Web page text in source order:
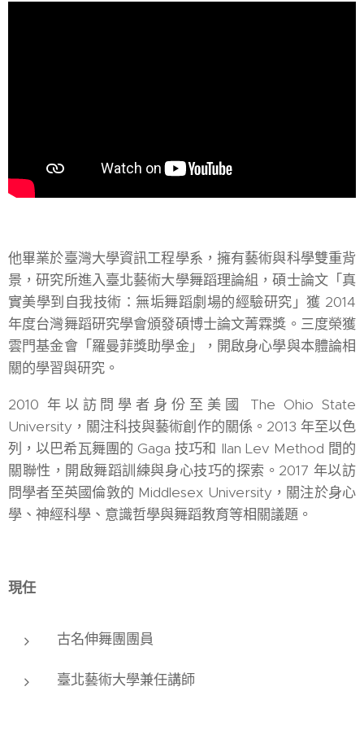
他畢業於臺灣大學資訊工程學系，擁有藝術與科學雙重背
景，研究所進入臺北藝術大學舞蹈理論組，碩士論文「真
實美學到自我技術：無垢舞蹈劇場的經驗研究」獲 2014
年度台灣舞蹈研究學會頒發碩博士論文菁霖獎。三度榮獲
雲門基金會「羅曼菲獎助學金」，開啟身心學與本體論相
關的學習與研究。
2010 年以訪問學者身份至美國 The Ohio State
University，關注科技與藝術創作的關係。2013 年至以色
列，以巴希瓦舞團的 Gaga 技巧和 Ilan Lev Method 間的
關聯性，開啟舞蹈訓練與身心技巧的探索。2017 年以訪
問學者至英國倫敦的 Middlesex University，關注於身心
學、神經科學、意識哲學與舞蹈教育等相關議題。
現任
古名伸舞團團員
臺北藝術大學兼任講師